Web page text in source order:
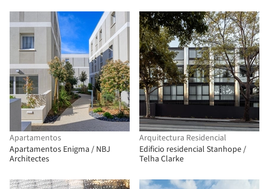
Apartamentos
Apartamentos Enigma / NBJ
Architectes
Arquitectura Residencial
Edificio residencial Stanhope /
Telha Clarke